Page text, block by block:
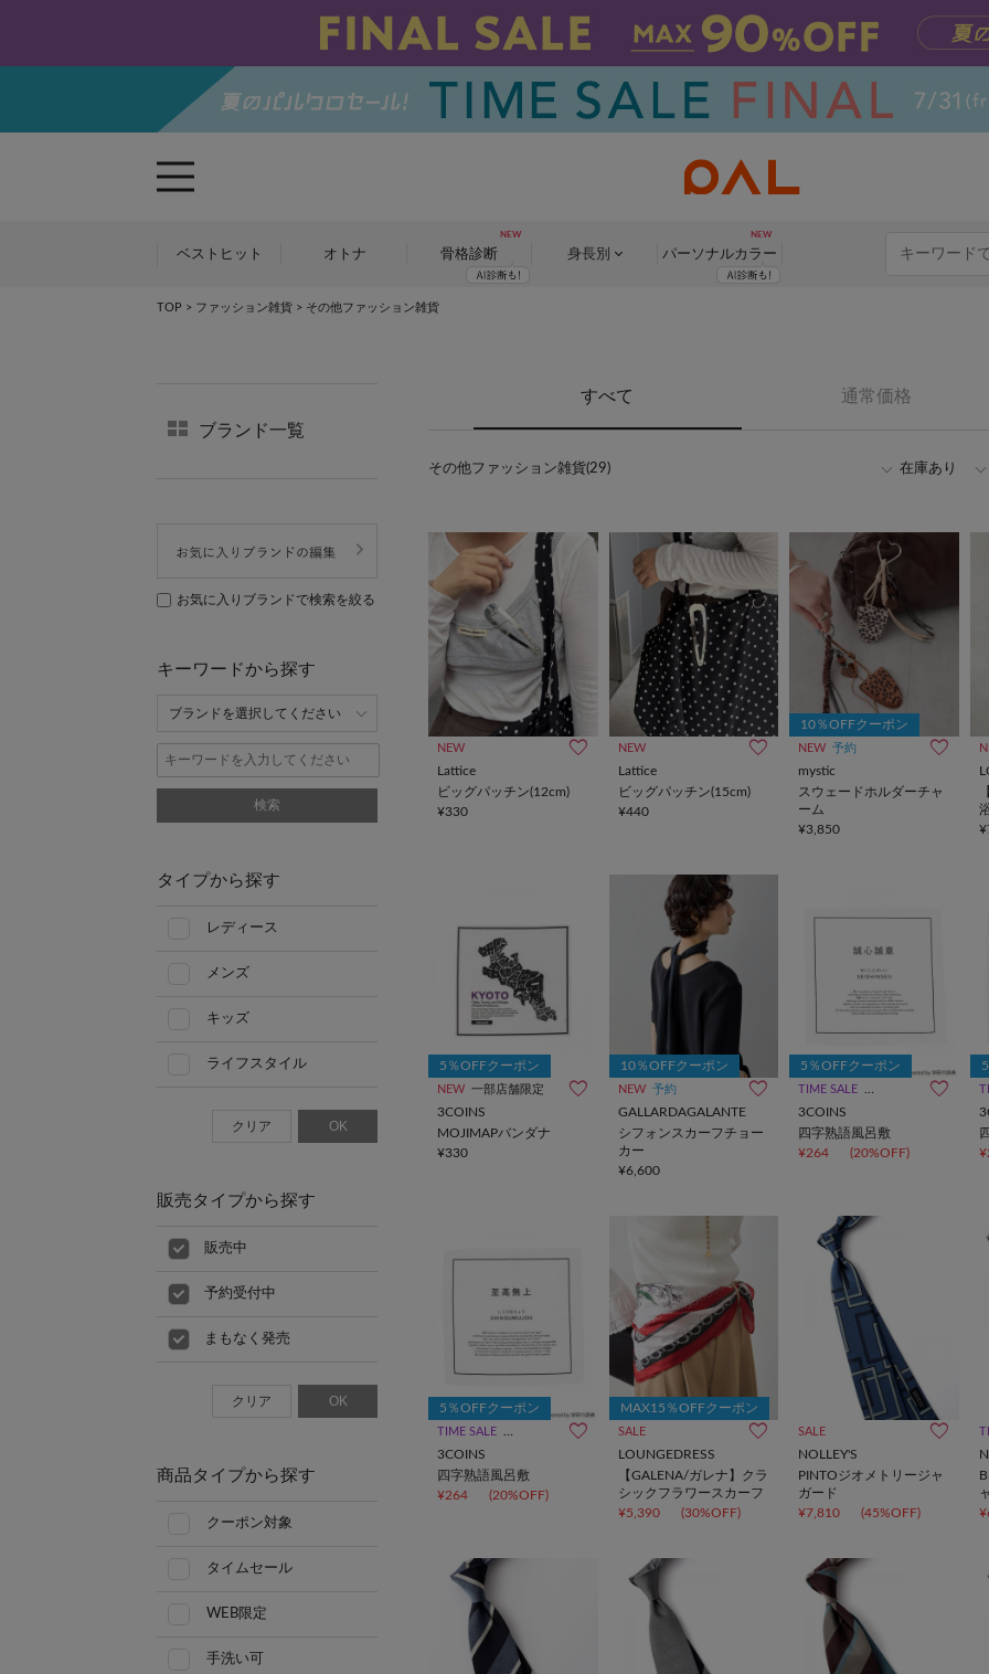
ベストヒット オトナ 骨格診断 身長別 パーソナルカラー
TOP > ファッション雑貨 > その他ファッション雑貨
すべて 通常価格
その他ファッション雑貨(29) 在庫あり
NEW
Lattice
ビッグパッチン(12cm)
¥330
NEW
Lattice
ビッグパッチン(15cm)
¥440
10％OFFクーポン
NEW 予約
mystic
スウェードホルダーチャ
ーム
¥3,850
5％OFFクーポン
NEW 一部店舗限定
3COINS
MOJIMAPバンダナ
¥330
10％OFFクーポン
NEW 予約
GALLARDAGALANTE
シフォンスカーフチョー
カー
¥6,600
5％OFFクーポン
TIME SALE 一部店舗限定
3COINS
四字熟語風呂敷
¥264
(20%OFF)
5％OFFクーポン
TIME SALE 一部店舗限定
3COINS
四字熟語風呂敷
¥264
(20%OFF)
MAX15％OFFクーポン
SALE
LOUNGEDRESS
【GALENA/ガレナ】クラ
シックフラワースカーフ
¥5,390
(30%OFF)
SALE
NOLLEY'S
PINTOジオメトリージャ
ガード
¥7,810
(45%OFF)
ブランド一覧
お気に入りブランドで検索を絞る
キーワードから探す
検索
タイプから探す
レディース
メンズ
キッズ
ライフスタイル
クリア OK
販売タイプから探す
販売中
予約受付中
まもなく発売
クリア OK
商品タイプから探す
クーポン対象
タイムセール
WEB限定
手洗い可